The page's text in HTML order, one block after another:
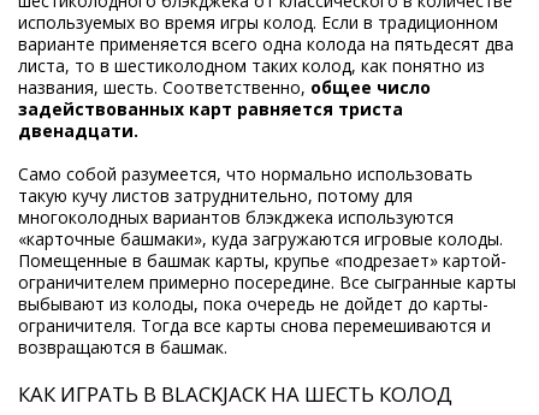
используемых во время игры колод. Если в традиционном
варианте применяется всего одна колода на пятьдесят два
листа, то в шестиколодном таких колод, как понятно из
названия, шесть. Соответственно, общее число
задействованных карт равняется триста
двенадцати.
Само собой разумеется, что нормально использовать
такую кучу листов затруднительно, потому для
многоколодных вариантов блэкджека используются
«карточные башмаки», куда загружаются игровые колоды.
Помещенные в башмак карты, крупье «подрезает» картой-
ограничителем примерно посередине. Все сыгранные карты
выбывают из колоды, пока очередь не дойдет до карты-
ограничителя. Тогда все карты снова перемешиваются и
возвращаются в башмак.
КАК ИГРАТЬ В BLACKJACK НА ШЕСТЬ КОЛОД